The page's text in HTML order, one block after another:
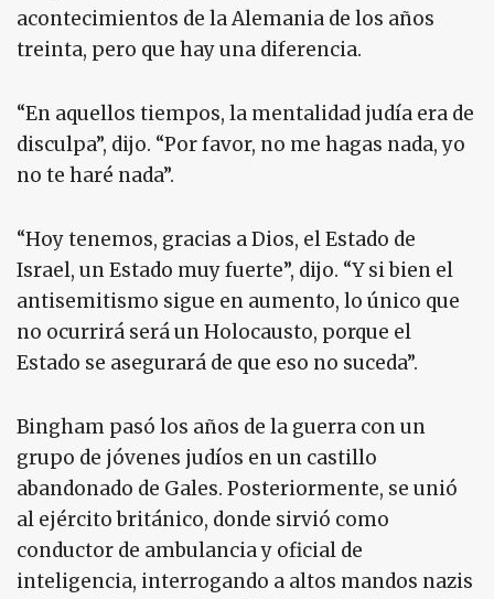
acontecimientos de la Alemania de los años
treinta, pero que hay una diferencia.
“En aquellos tiempos, la mentalidad judía era de
disculpa”, dijo. “Por favor, no me hagas nada, yo
no te haré nada”.
“Hoy tenemos, gracias a Dios, el Estado de
Israel, un Estado muy fuerte”, dijo. “Y si bien el
antisemitismo sigue en aumento, lo único que
no ocurrirá será un Holocausto, porque el
Estado se asegurará de que eso no suceda”.
Bingham pasó los años de la guerra con un
grupo de jóvenes judíos en un castillo
abandonado de Gales. Posteriormente, se unió
al ejército británico, donde sirvió como
conductor de ambulancia y oficial de
inteligencia, interrogando a altos mandos nazis